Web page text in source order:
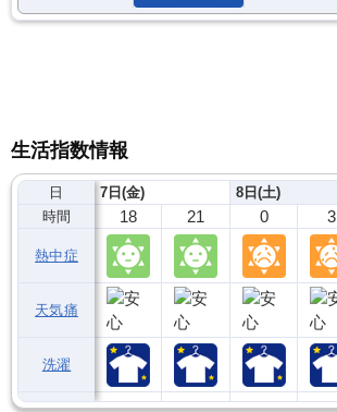
生活指数情報
日
時間
熱中症
天気痛
洗濯
7日(金)
18 21
8日(土)
0 3